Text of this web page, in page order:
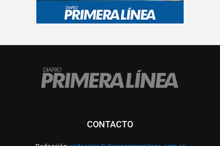
CONTACTO